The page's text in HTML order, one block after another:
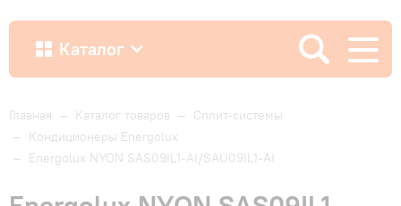
Каталог
Как купить
Доставка и оплата
Главная — Каталог товаров — Сплит-системы
— Кондиционеры Energolux
— Energolux NYON SAS09IL1-AI/SAU09IL1-AI